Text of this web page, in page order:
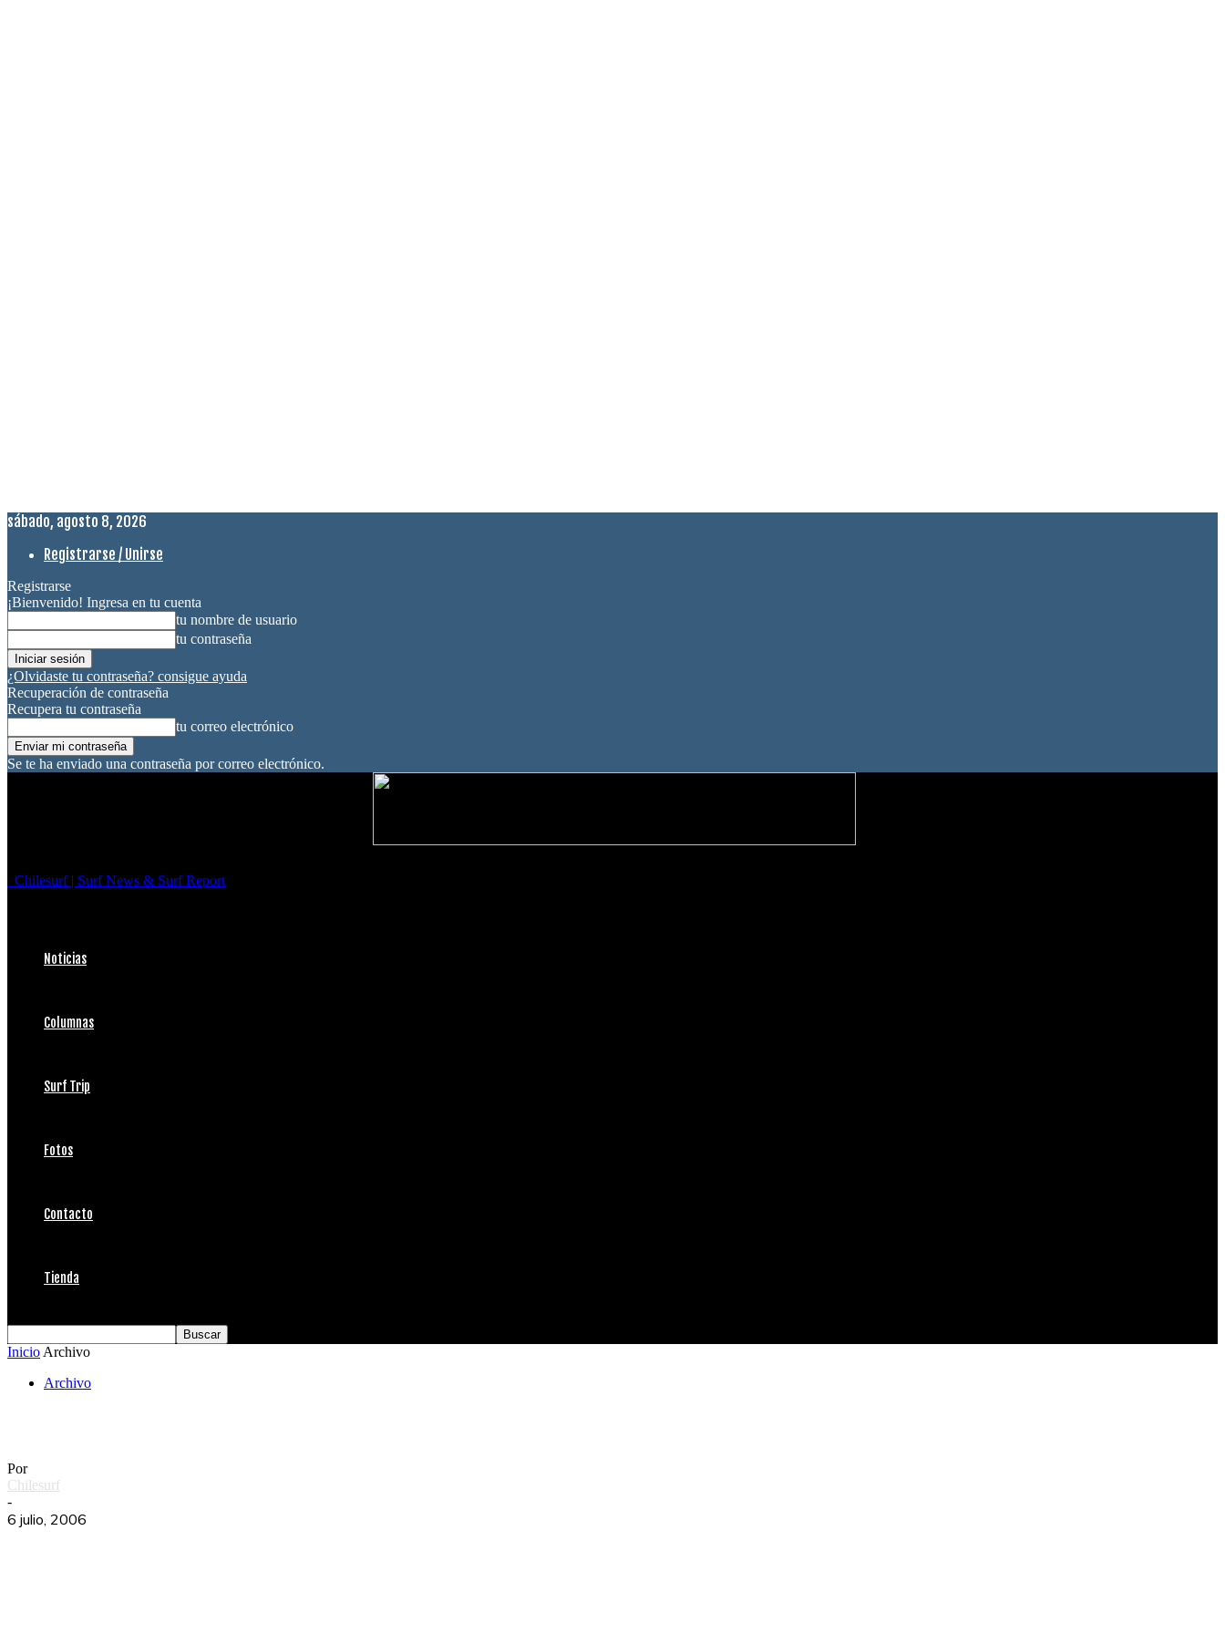
sábado, agosto 8, 2026
Registrarse / Unirse
Registrarse
¡Bienvenido! Ingresa en tu cuenta
tu nombre de usuario
tu contraseña
¿Olvidaste tu contraseña? consigue ayuda
Recuperación de contraseña
Recupera tu contraseña
tu correo electrónico
Se te ha enviado una contraseña por correo electrónico.
Chilesurf | Surf News & Surf Report
Noticias
Columnas
Surf Trip
Fotos
Contacto
Tienda
Inicio Archivo
Archivo
Por
Chilesurf
-
6 julio, 2006